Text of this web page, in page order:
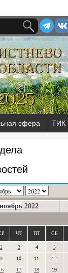
сфера ТИК
ноябрь 2022
ЧТ ПТ СБ
2 3 4 5
9 10 11 12
17 18 19